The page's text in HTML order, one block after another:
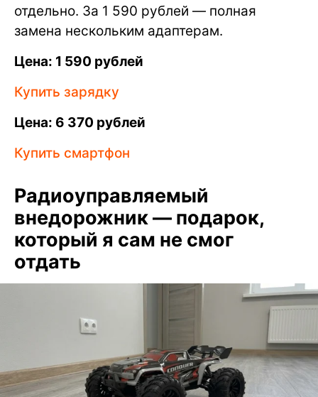
отдельно. За 1 590 рублей — полная
замена нескольким адаптерам.
Цена: 1 590 рублей
Купить зарядку
Цена: 6 370 рублей
Купить смартфон
Радиоуправляемый
внедорожник — подарок,
который я сам не смог
отдать